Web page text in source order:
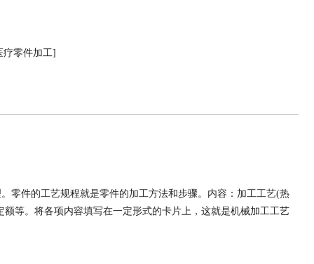
疗零件加工]
零件的工艺规程就是零件的加工方法和步骤。内容：加工工艺(热
等。将各项内容填写在一定形式的卡片上，这就是机械加工工艺